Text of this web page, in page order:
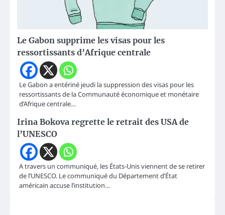
Le Gabon supprime les visas pour les
ressortissants d’Afrique centrale
Le Gabon a entériné jeudi la suppression des visas pour les
ressortissants de la Communauté économique et monétaire
d’Afrique centrale…
Irina Bokova regrette le retrait des USA de
l’UNESCO
A travers un communiqué, les États-Unis viennent de se retirer
de l’UNESCO. Le communiqué du Département d’État
américain accuse l’institution…